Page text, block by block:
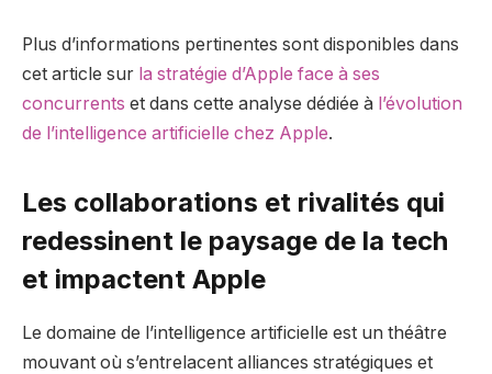
Plus d’informations pertinentes sont disponibles dans
cet article sur la stratégie d’Apple face à ses
concurrents et dans cette analyse dédiée à l’évolution
de l’intelligence artificielle chez Apple.
Les collaborations et rivalités qui
redessinent le paysage de la tech
et impactent Apple
Le domaine de l’intelligence artificielle est un théâtre
mouvant où s’entrelacent alliances stratégiques et